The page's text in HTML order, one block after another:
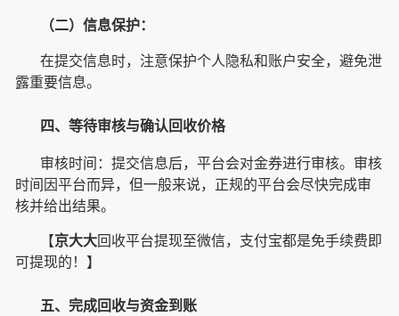
（二）信息保护：
在提交信息时，注意保护个人隐私和账户安全，避免泄
露重要信息。
四、等待审核与确认回收价格
审核时间：提交信息后，平台会对金券进行审核。审核
时间因平台而异，但一般来说，正规的平台会尽快完成审
核并给出结果。
【京大大回收平台提现至微信，支付宝都是免手续费即
可提现的！】
五、完成回收与资金到账